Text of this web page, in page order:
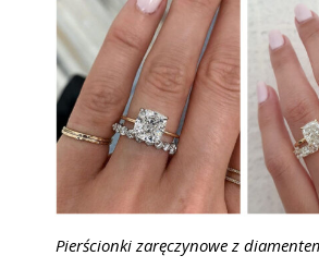
Pierścionki zaręczynowe z